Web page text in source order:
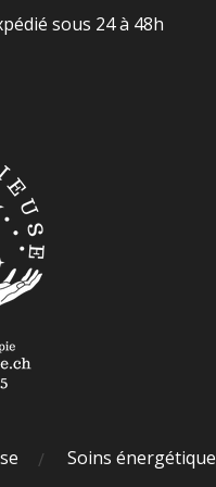
sous 24 à 48h
Soins énergétique